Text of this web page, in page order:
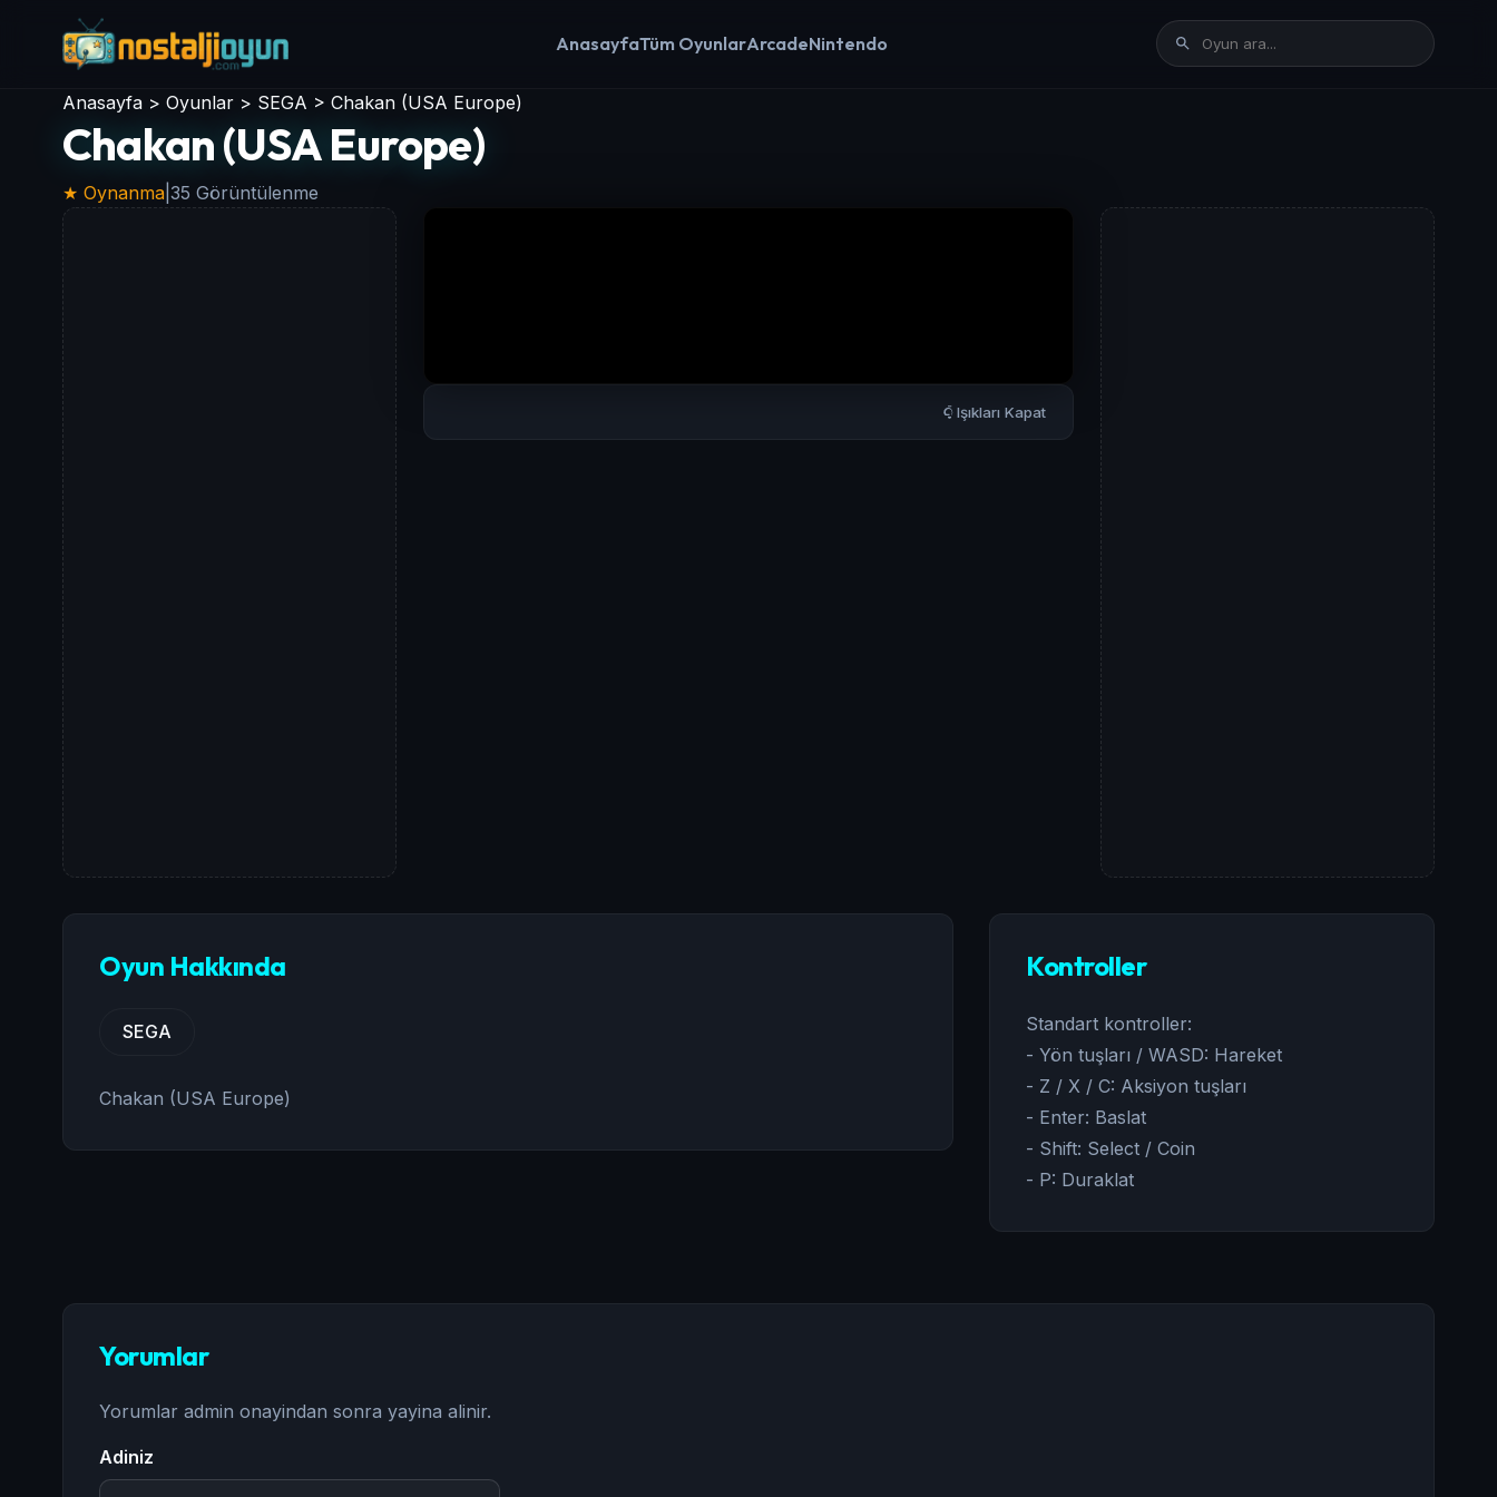
AnasayfaTüm OyunlarArcadeNintendo
Anasayfa > Oyunlar > SEGA > Chakan (USA Europe)
Chakan (USA Europe)
★ Oynanma 35 Görüntülenme
Işıkları Kapat
Oyun Hakkında
SEGA
Chakan (USA Europe)
Kontroller
Standart kontroller:
- Yön tuşları / WASD: Hareket
- Z / X / C: Aksiyon tuşları
- Enter: Baslat
- Shift: Select / Coin
- P: Duraklat
Yorumlar
Yorumlar admin onayindan sonra yayina alinir.
Adiniz